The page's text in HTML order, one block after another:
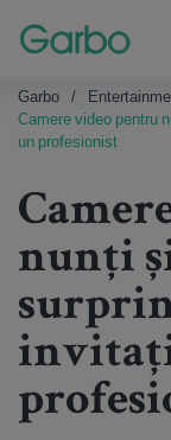
Garbo
Camere video pentru
un profesionist
nunți